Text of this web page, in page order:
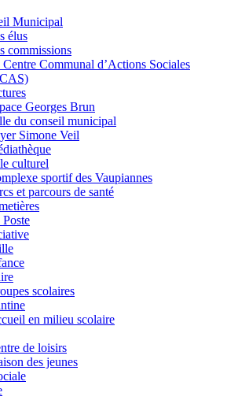
Municipal
élus
commissions
Communal d’Actions Sociales
Georges Brun
du conseil municipal
Simone Veil
culturel
sportif des Vaupiannes
et parcours de santé
scolaires
en milieu scolaire
de loisirs
des jeunes